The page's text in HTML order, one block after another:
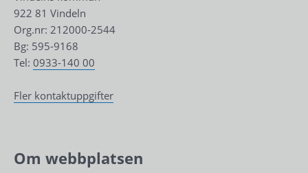
922 81 Vindeln
Org.nr: 212000-2544
Bg: 595-9168
Tel: 0933-140 00
Fler kontaktuppgifter
Om webbplatsen